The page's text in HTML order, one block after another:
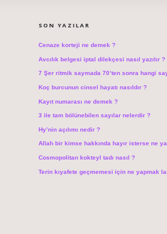
SON YAZILAR
Cenaze korteji ne demek ?
Avcılık belgesi iptal dilekçesi nasıl yazılır ?
7 Şer ritmik saymada 70’ten sonra hangi
Koç burcunun cinsel hayatı nasıldır ?
Kayıt numarası ne demek ?
3 ile tam bölünebilen sayılar nelerdir ?
Hy’nin açılımı nedir ?
Allah bir kimse hakkında hayır isterse ne
Cosmopolitan kokteyl tadı nasıl ?
Terin kıyafete geçmemesi için ne yapmak